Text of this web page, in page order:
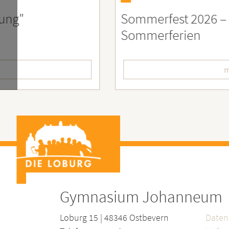
2026 – Der perfekte Start in die
Gymnasium Johanneum
Loburg 15 | 48346 Ostbevern